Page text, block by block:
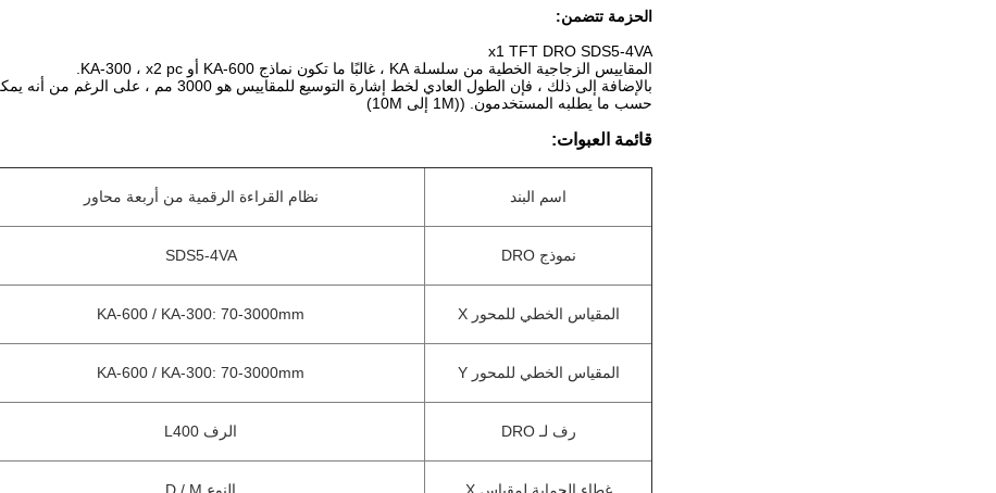
الحزمة تتضمن:
x1 TFT DRO SDS5-4VA
المقاييس الزجاجية الخطية من سلسلة KA ، غالبًا ما تكون نماذج KA-600 أو KA-300 ، x2 pc.
بالإضافة إلى ذلك ، فإن الطول العادي لخط إشارة التوسيع للمقاييس هو 3000 مم ، على الرغم من أنه يمكن إعطاء أطوال مخصصة.
حسب ما يطلبه المستخدمون. ((1M إلى 10M)
قائمة العبوات:
اسم البند نظام القراءة الرقمية من أربعة محاور
نموذج DRO SDS5-4VA
المقياس الخطي للمحور X KA-600 / KA-300: 70-3000mm
المقياس الخطي للمحور Y KA-600 / KA-300: 70-3000mm
رف لـ DRO الرف L400